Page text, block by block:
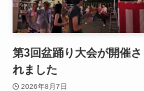
第3回盆踊り大会が開催さ
れました
2026年8月7日